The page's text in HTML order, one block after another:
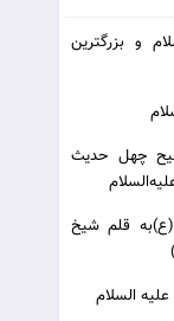
و بزرگترین
چهل حدیث
(ع)به قلم شیخ
السلام